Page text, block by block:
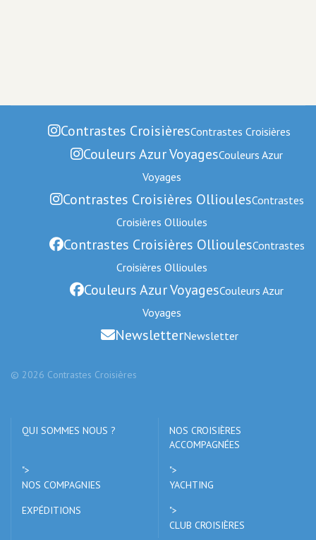
Contrastes CroisièresContrastes Croisières
Couleurs Azur VoyagesCouleurs Azur
Voyages
Contrastes Croisières OllioulesContrastes
Croisières Ollioules
Contrastes Croisières OllioulesContrastes
Croisières Ollioules
Couleurs Azur VoyagesCouleurs Azur
Voyages
NewsletterNewsletter
© 2026 Contrastes Croisières
QUI SOMMES NOUS ?
NOS CROISIÈRES
ACCOMPAGNÉES
">
NOS COMPAGNIES
">
YACHTING
EXPÉDITIONS
">
CLUB CROISIÈRES